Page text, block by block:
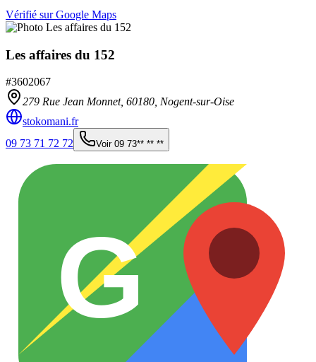
Vérifié sur Google Maps
Les affaires du 152
#3602067
279 Rue Jean Monnet, 60180, Nogent-sur-Oise
stokomani.fr
09 73 71 72 72
Voir 09 73** ** **
G